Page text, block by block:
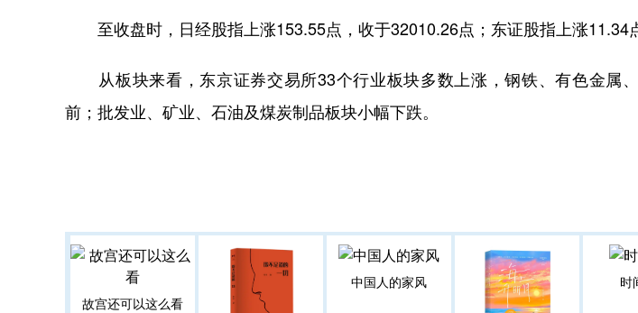
至收盘时，日经股指上涨153.55点，收于32010.26点；东证股指上涨11.34
从板块来看，东京证券交易所33个行业板块多数上涨，钢铁、有色金属
前；批发业、矿业、石油及煤炭制品板块小幅下跌。
故宫还可以这么看
中国人的家风 时